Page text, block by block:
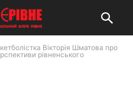
Вікторія Шматова про
рівненського